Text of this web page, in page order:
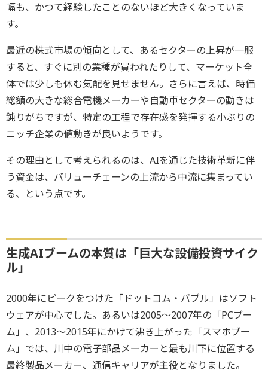
幅も、かつて経験したことのないほど大きくなっていま
す。
最近の株式市場の傾向として、あるセクターの上昇が一服
すると、すぐに別の業種が買われたりして、マーケット全
体では少しも休む気配を見せません。さらに言えば、時価
総額の大きな総合電機メーカーや自動車セクターの動きは
鈍りがちですが、特定の工程で存在感を発揮する小ぶりの
ニッチ企業の値動きが良いようです。
その理由として考えられるのは、AIを通じた技術革新に伴
う資金は、バリューチェーンの上流から中流に集まってい
る、という点です。
生成AIブームの本質は「巨大な設備投資サイク
ル」
2000年にピークをつけた「ドットコム・バブル」はソフト
ウェアが中心でした。あるいは2005～2007年の「PCブー
ム」、2013～2015年にかけて沸き上がった「スマホブー
ム」では、川中の電子部品メーカーと最も川下に位置する
最終製品メーカー、通信キャリアが主役となりました。